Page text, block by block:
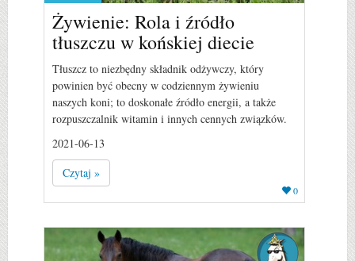
Żywienie: Rola i źródło
tłuszczu w końskiej diecie
Tłuszcz to niezbędny składnik odżywczy, który
powinien być obecny w codziennym żywieniu
naszych koni; to doskonałe źródło energii, a także
rozpuszczalnik witamin i innych cennych związków.
2021-06-13
Czytaj »
0